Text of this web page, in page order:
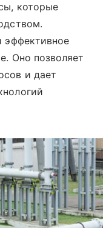
которые
эффективное
Оно позволяет
и дает